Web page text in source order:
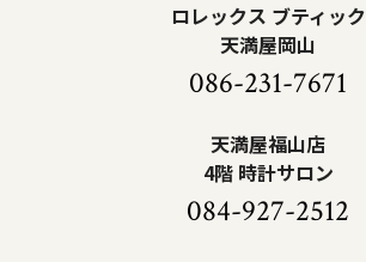
ロレックス ブティック
天満屋岡山
086-231-7671
天満屋福山店
4階 時計サロン
084-927-2512